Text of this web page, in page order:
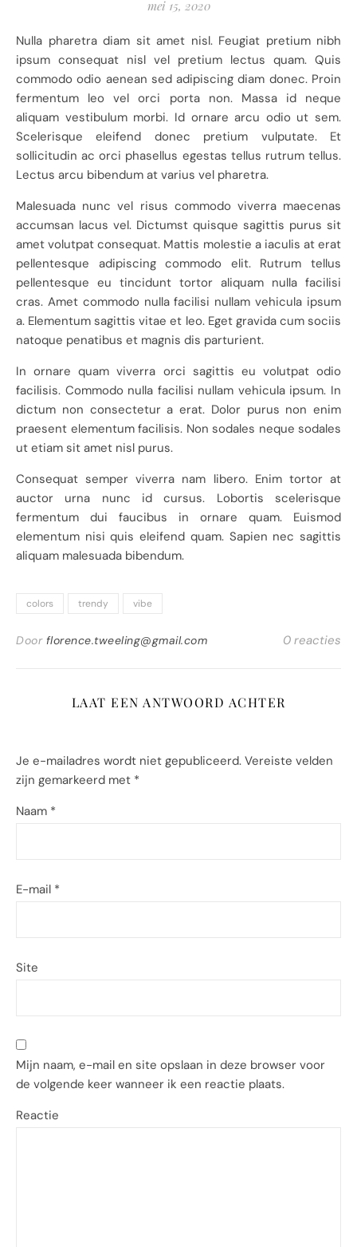
mei 15, 2020
Nulla pharetra diam sit amet nisl. Feugiat pretium nibh
ipsum consequat nisl vel pretium lectus quam. Quis
commodo odio aenean sed adipiscing diam donec. Proin
fermentum leo vel orci porta non. Massa id neque
aliquam vestibulum morbi. Id ornare arcu odio ut sem.
Scelerisque eleifend donec pretium vulputate. Et
sollicitudin ac orci phasellus egestas tellus rutrum tellus.
Lectus arcu bibendum at varius vel pharetra.
Malesuada nunc vel risus commodo viverra maecenas
accumsan lacus vel. Dictumst quisque sagittis purus sit
amet volutpat consequat. Mattis molestie a iaculis at erat
pellentesque adipiscing commodo elit. Rutrum tellus
pellentesque eu tincidunt tortor aliquam nulla facilisi
cras. Amet commodo nulla facilisi nullam vehicula ipsum
a. Elementum sagittis vitae et leo. Eget gravida cum sociis
natoque penatibus et magnis dis parturient.
In ornare quam viverra orci sagittis eu volutpat odio
facilisis. Commodo nulla facilisi nullam vehicula ipsum. In
dictum non consectetur a erat. Dolor purus non enim
praesent elementum facilisis. Non sodales neque sodales
ut etiam sit amet nisl purus.
Consequat semper viverra nam libero. Enim tortor at
auctor urna nunc id cursus. Lobortis scelerisque
fermentum dui faucibus in ornare quam. Euismod
elementum nisi quis eleifend quam. Sapien nec sagittis
aliquam malesuada bibendum.
colors trendy vibe
Door florence.tweeling@gmail.com 0 reacties
LAAT EEN ANTWOORD ACHTER
Je e-mailadres wordt niet gepubliceerd. Vereiste velden
zijn gemarkeerd met *
Naam *
E-mail *
Site
Mijn naam, e-mail en site opslaan in deze browser voor
de volgende keer wanneer ik een reactie plaats.
Reactie